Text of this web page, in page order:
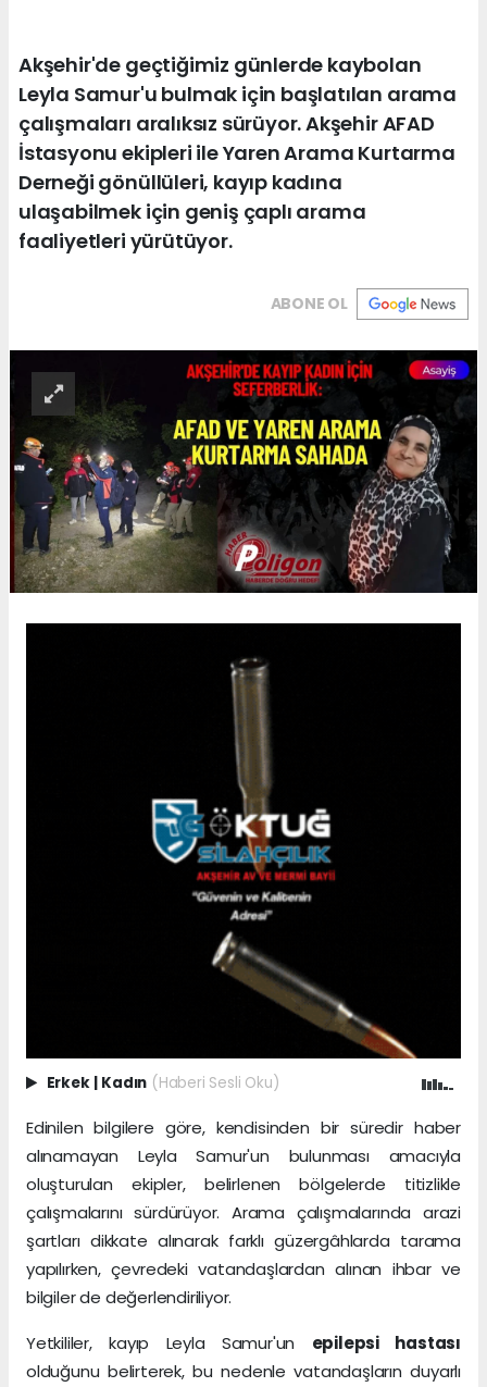
Akşehir'de geçtiğimiz günlerde kaybolan
Leyla Samur'u bulmak için başlatılan arama
çalışmaları aralıksız sürüyor. Akşehir AFAD
İstasyonu ekipleri ile Yaren Arama Kurtarma
Derneği gönüllüleri, kayıp kadına
ulaşabilmek için geniş çaplı arama
faaliyetleri yürütüyor.
ABONE OL
Erkek | Kadın (Haberi Sesli Oku)
Edinilen bilgilere göre, kendisinden bir süredir haber
alınamayan Leyla Samur'un bulunması amacıyla
oluşturulan ekipler, belirlenen bölgelerde titizlikle
çalışmalarını sürdürüyor. Arama çalışmalarında arazi
şartları dikkate alınarak farklı güzergâhlarda tarama
yapılırken, çevredeki vatandaşlardan alınan ihbar ve
bilgiler de değerlendiriliyor.
Yetkililer, kayıp Leyla Samur'un epilepsi hastası
olduğunu belirterek, bu nedenle vatandaşların duyarlı